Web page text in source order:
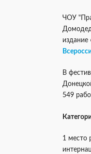
ЧОУ
В
549
1 место